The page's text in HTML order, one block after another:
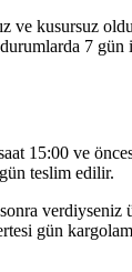
ve kusursuz
7 gün
15:00 ve
teslim edilir.
verdiyseniz
gün